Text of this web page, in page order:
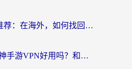
App Store VPN 推荐：在海外，如何找回那扇回家的“任意门”？
海外党实测：雷神手游VPN好用吗？和闪电VPN对比哪个回国效果更好？附小众工具深度测评